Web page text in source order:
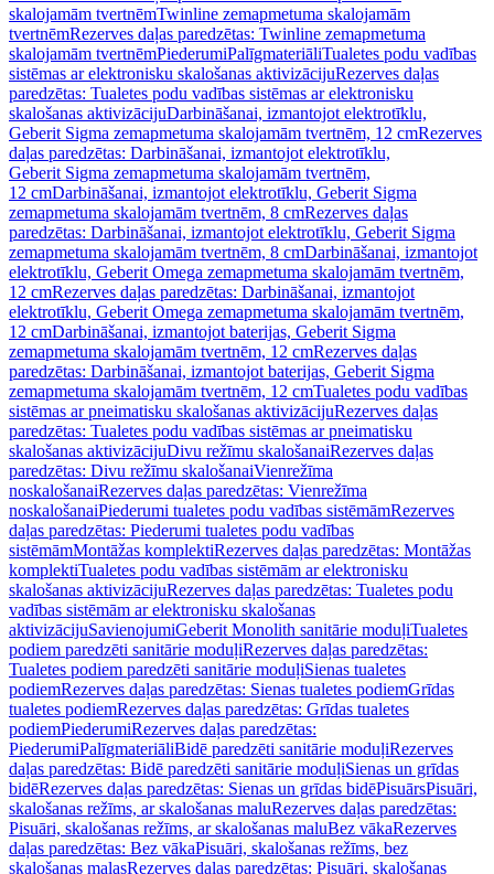
skalojamām tvertnēmTwinline zemapmetuma skalojamām
tvertnēmRezerves daļas paredzētas: Twinline zemapmetuma
skalojamām tvertnēmPiederumiPalīgmateriāliTualetes podu vadības
sistēmas ar elektronisku skalošanas aktivizācijuRezerves daļas
paredzētas: Tualetes podu vadības sistēmas ar elektronisku
skalošanas aktivizācijuDarbināšanai, izmantojot elektrotīklu,
Geberit Sigma zemapmetuma skalojamām tvertnēm, 12 cmRezerves
daļas paredzētas: Darbināšanai, izmantojot elektrotīklu,
Geberit Sigma zemapmetuma skalojamām tvertnēm,
12 cmDarbināšanai, izmantojot elektrotīklu, Geberit Sigma
zemapmetuma skalojamām tvertnēm, 8 cmRezerves daļas
paredzētas: Darbināšanai, izmantojot elektrotīklu, Geberit Sigma
zemapmetuma skalojamām tvertnēm, 8 cmDarbināšanai, izmantojot
elektrotīklu, Geberit Omega zemapmetuma skalojamām tvertnēm,
12 cmRezerves daļas paredzētas: Darbināšanai, izmantojot
elektrotīklu, Geberit Omega zemapmetuma skalojamām tvertnēm,
12 cmDarbināšanai, izmantojot baterijas, Geberit Sigma
zemapmetuma skalojamām tvertnēm, 12 cmRezerves daļas
paredzētas: Darbināšanai, izmantojot baterijas, Geberit Sigma
zemapmetuma skalojamām tvertnēm, 12 cmTualetes podu vadības
sistēmas ar pneimatisku skalošanas aktivizācijuRezerves daļas
paredzētas: Tualetes podu vadības sistēmas ar pneimatisku
skalošanas aktivizācijuDivu režīmu skalošanaiRezerves daļas
paredzētas: Divu režīmu skalošanaiVienrežīma
noskalošanaiRezerves daļas paredzētas: Vienrežīma
noskalošanaiPiederumi tualetes podu vadības sistēmāmRezerves
daļas paredzētas: Piederumi tualetes podu vadības
sistēmāmMontāžas komplektiRezerves daļas paredzētas: Montāžas
komplektiTualetes podu vadības sistēmām ar elektronisku
skalošanas aktivizācijuRezerves daļas paredzētas: Tualetes podu
vadības sistēmām ar elektronisku skalošanas
aktivizācijuSavienojumiGeberit Monolith sanitārie moduļiTualetes
podiem paredzēti sanitārie moduļiRezerves daļas paredzētas:
Tualetes podiem paredzēti sanitārie moduļiSienas tualetes
podiemRezerves daļas paredzētas: Sienas tualetes podiemGrīdas
tualetes podiemRezerves daļas paredzētas: Grīdas tualetes
podiemPiederumiRezerves daļas paredzētas:
PiederumiPalīgmateriāliBidē paredzēti sanitārie moduļiRezerves
daļas paredzētas: Bidē paredzēti sanitārie moduļiSienas un grīdas
bidēRezerves daļas paredzētas: Sienas un grīdas bidēPisuārsPisuāri,
skalošanas režīms, ar skalošanas maluRezerves daļas paredzētas:
Pisuāri, skalošanas režīms, ar skalošanas maluBez vākaRezerves
daļas paredzētas: Bez vākaPisuāri, skalošanas režīms, bez
skalošanas malasRezerves daļas paredzētas: Pisuāri, skalošanas